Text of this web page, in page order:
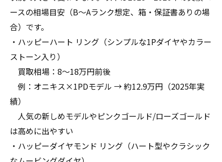
ースの相場目安（B〜Aランク想定、箱・保証書ありの場
合）です。
・ハッピーハート リング（シンプルな1Pダイヤやカラー
ストーン入り）
買取相場：8〜18万円前後
例：オニキス×1PDモデル → 約12.9万円（2025年実
績）
人気の新しめモデルやピンクゴールド/ローズゴールド
は高めに出やすい
・ハッピーダイヤモンド リング（ハート型やクラシック